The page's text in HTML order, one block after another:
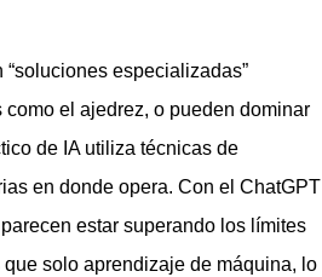
especializadas”
el ajedrez, o pueden dominar
de IA utiliza técnicas de
en donde opera. Con el ChatGPT
estar superando los límites
solo aprendizaje de máquina, lo